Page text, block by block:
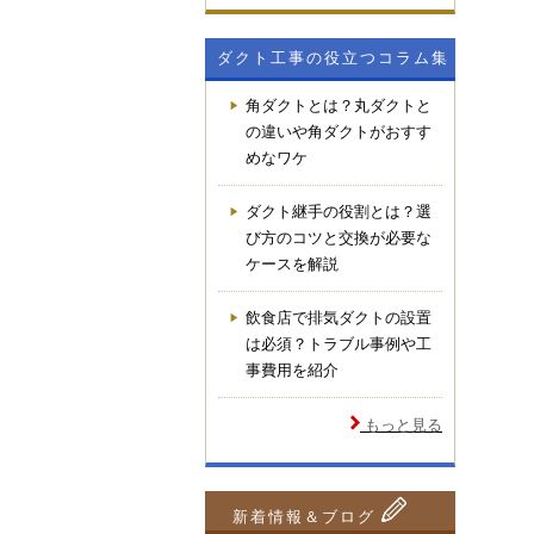
ダクト工事の役立つコラム集
角ダクトとは？丸ダクトと
の違いや角ダクトがおすす
めなワケ
ダクト継手の役割とは？選
び方のコツと交換が必要な
ケースを解説
飲食店で排気ダクトの設置
は必須？トラブル事例や工
事費用を紹介
もっと見る
新着情報＆ブログ